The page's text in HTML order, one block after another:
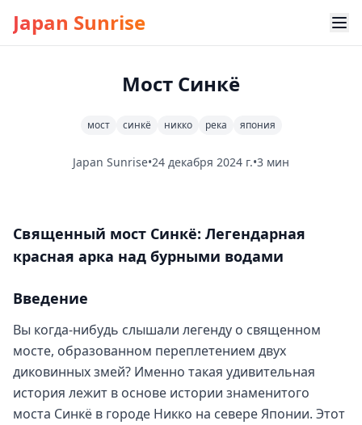
Japan Sunrise
Мост Синкё
мост синкё никко река япония
Japan Sunrise•24 декабря 2024 г.•3 мин
Священный мост Синкё: Легендарная
красная арка над бурными водами
Введение
Вы когда-нибудь слышали легенду о священном
мосте, образованном переплетением двух
диковинных змей? Именно такая удивительная
история лежит в основе истории знаменитого
моста Синкё в городе Никко на севере Японии. Этот